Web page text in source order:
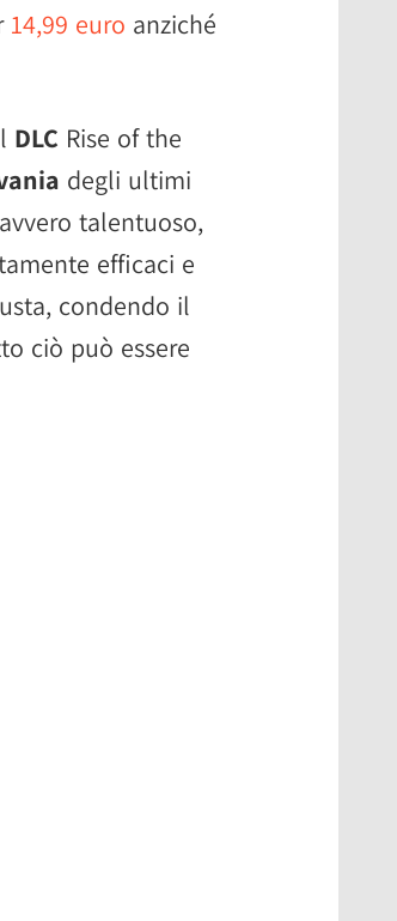
14,99 euro anziché
DLC Rise of the
degli ultimi
talentuoso,
efficaci e
condendo il
ciò può essere